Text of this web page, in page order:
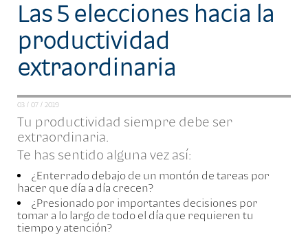
Las 5 elecciones hacia la
productividad
extraordinaria
03 / 07 / 2019
Tu productividad siempre debe ser
extraordinaria.
Te has sentido alguna vez así:
¿Enterrado debajo de un montón de tareas por
hacer que día a día crecen?
¿Presionado por importantes decisiones por
tomar a lo largo de todo el día que requieren tu
tiempo y atención?